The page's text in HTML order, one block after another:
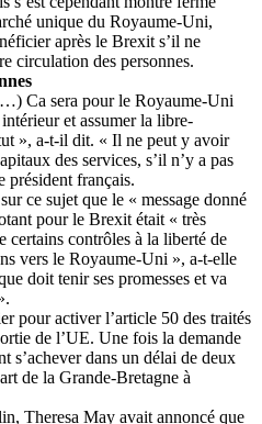
unique du Royaume-Uni,
après le Brexit s’il ne
circulation des personnes.
Ca sera pour le Royaume-Uni
et assumer la libre-
», a-t-il dit. « Il ne peut y avoir
des services, s’il n’y a pas
président français.
ce sujet que le « message donné
pour le Brexit était « très
contrôles à la liberté de
vers le Royaume-Uni », a-t-elle
doit tenir ses promesses et va
pour activer l’article 50 des traités
de l’UE. Une fois la demande
s’achever dans un délai de deux
de la Grande-Bretagne à
Theresa May avait annoncé que